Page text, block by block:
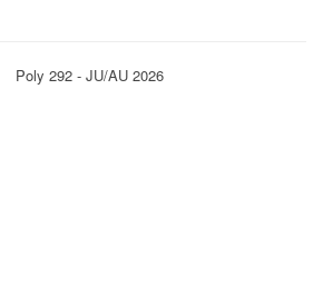
Poly 292 - JU/AU 2026